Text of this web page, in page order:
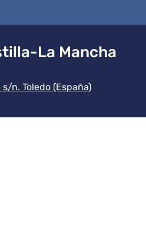
La Mancha
institución
n. Toledo (España)